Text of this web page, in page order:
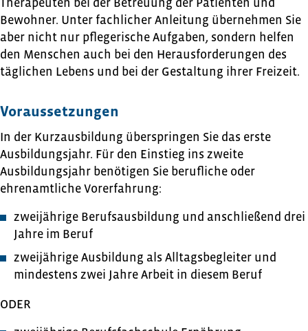
Therapeuten bei der Betreuung der Patienten und
Bewohner. Unter fachlicher Anleitung übernehmen Sie
aber nicht nur pflegerische Aufgaben, sondern helfen
den Menschen auch bei den Herausforderungen des
täglichen Lebens und bei der Gestaltung ihrer Freizeit.
Voraussetzungen
In der Kurzausbildung überspringen Sie das erste
Ausbildungsjahr. Für den Einstieg ins zweite
Ausbildungsjahr benötigen Sie berufliche oder
ehrenamtliche Vorerfahrung:
zweijährige Berufsausbildung und anschließend drei
Jahre im Beruf
zweijährige Ausbildung als Alltagsbegleiter und
mindestens zwei Jahre Arbeit in diesem Beruf
ODER